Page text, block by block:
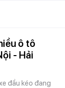
ô tô
- Hải
đầu kéo đang